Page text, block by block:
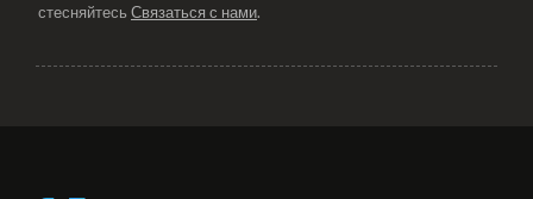
стесняйтесь Связаться с нами.